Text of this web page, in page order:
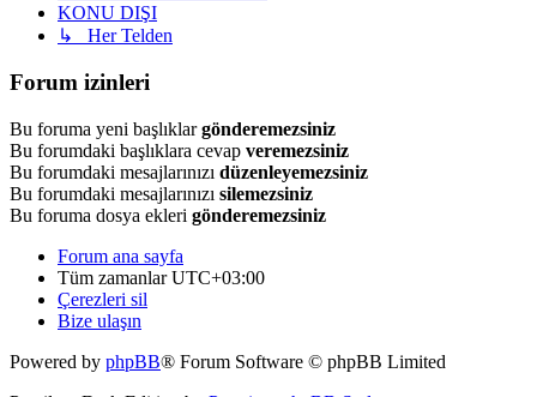
KONU DIŞI
↳ Her Telden
Forum izinleri
Bu foruma yeni başlıklargönderemezsiniz
Bu forumdaki başlıklara cevap veremezsiniz
Bu forumdaki mesajlarınızı düzenleyemezsiniz
Bu forumdaki mesajlarınızı silemezsiniz
Bu foruma dosya ekleri gönderemezsiniz
Forum ana sayfa
Tüm zamanlarUTC+03:00
Çerezleri sil
Bize ulaşın
Powered by phpBB® Forum Software © phpBB Limited